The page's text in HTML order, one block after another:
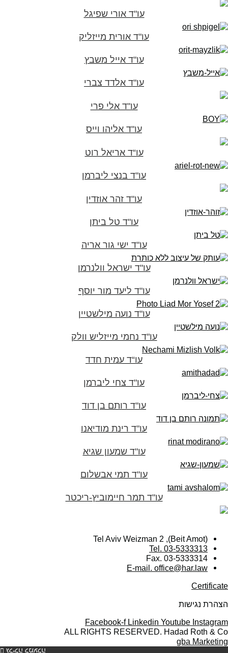
עו"ד אורי שפיגל
עו"ד אורית מייזליק
עו"ד אייל משבץ
עו"ד אלדד צברי
עו"ד אלי פרי
עו"ד אליהו וייס
עו“ד אריאל רוט
עו"ד בנצי ליברמן
עו"ד זהר אוזדין
עו"ד טל ביתן
עו"ד ישי גור אריה
עו"ד ישראל וולנרמן
עו"ד ליעד מור יוסף
עו"ד נועה מילשטיין
עו"ד נחמי מייזליש וולק
עו“ד עמית חדד
עו"ד צחי ליברמן
עו"ד רותם בן דוד
עו"ד רינת מודיאנו
עו"ד שמעון שגיא
עו"ד תמי אבשלום
עו"ד תמר חיימוביץ-ריכטר
(Beit Amot), Tel Aviv Weizman 2
Tel. 03-5333313
Fax. 03-5333314
E-mail. office@har.law
Certificate
הצהרת נגישות
Facebook-f Linkedin Youtube Instagram
ALL RIGHTS RESERVED. Hadad Roth & Co
gba Marketing
גלילה למעלה